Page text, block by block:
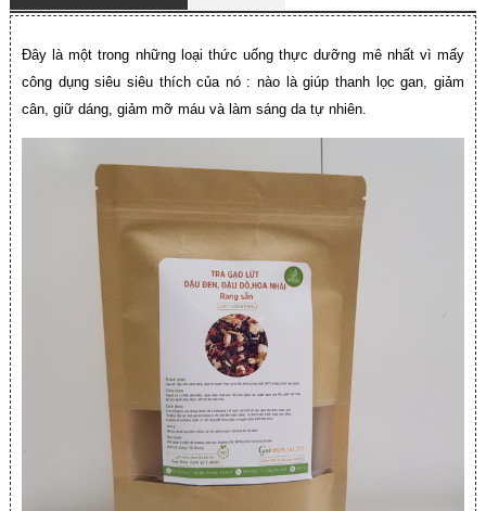
Đây là một trong những loại thức uống thực dưỡng mê nhất vì mấy
công dụng siêu siêu thích của nó : nào là giúp thanh lọc gan, giảm
cân, giữ dáng, giảm mỡ máu và làm sáng da tự nhiên.